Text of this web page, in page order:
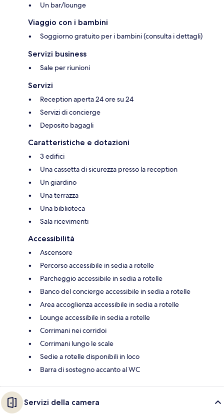
Un bar/lounge
Viaggio con i bambini
Soggiorno gratuito per i bambini (consulta i dettagli)
Servizi business
Sale per riunioni
Servizi
Reception aperta 24 ore su 24
Servizi di concierge
Deposito bagagli
Caratteristiche e dotazioni
3 edifici
Una cassetta di sicurezza presso la reception
Un giardino
Una terrazza
Una biblioteca
Sala ricevimenti
Accessibilità
Ascensore
Percorso accessibile in sedia a rotelle
Parcheggio accessibile in sedia a rotelle
Banco del concierge accessibile in sedia a rotelle
Area accoglienza accessibile in sedia a rotelle
Lounge accessibile in sedia a rotelle
Corrimani nei corridoi
Corrimani lungo le scale
Sedie a rotelle disponibili in loco
Barra di sostegno accanto al WC
Servizi della camera